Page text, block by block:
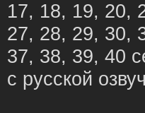
17, 18, 19, 20,
27, 28, 29, 30,
37, 38, 39, 40
с русской